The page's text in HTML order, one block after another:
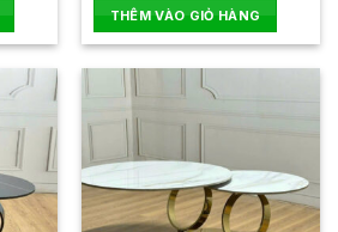
hạng
0
5
sao
THÊM VÀO GIỎ HÀNG